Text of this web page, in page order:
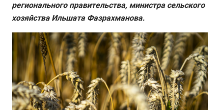
регионального правительства, министра сельского
хозяйства Ильшата Фазрахманова.